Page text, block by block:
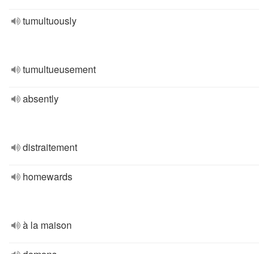
tumultuously
tumultueusement
absently
distraitement
homewards
à la maison